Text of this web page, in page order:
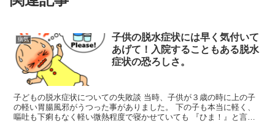
病気
子供の脱水症状には早く気付いて
あげて！入院することもある脱水
症状の恐ろしさ。
子どもの脱水症状についての失敗談 当時、子供が３歳の時に上の子
の軽い胃腸風邪がうつった事がありました。 下の子も本当に軽く、
嘔吐も下痢もなく軽い微熱程度で寝かせていても 『ひま！』と言っ